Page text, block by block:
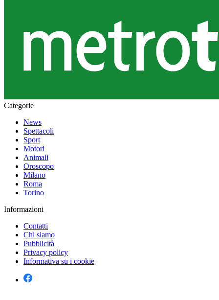
Categorie
News
Spettacoli
Sport
Motori
Animali
Oroscopo
Milano
Roma
Torino
Informazioni
Contatti
Chi siamo
Pubblicità
Privacy policy
Informativa su i cookie